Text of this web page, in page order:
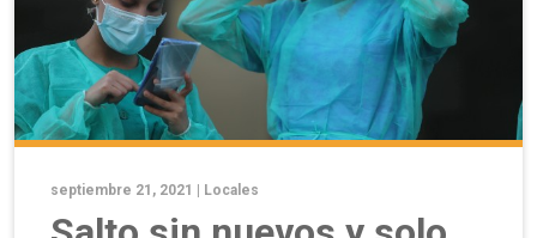
septiembre 21, 2021 | Locales